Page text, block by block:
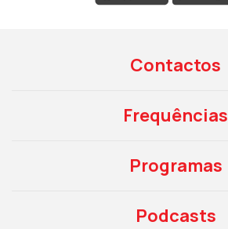
Contactos
Frequências
Programas
Podcasts